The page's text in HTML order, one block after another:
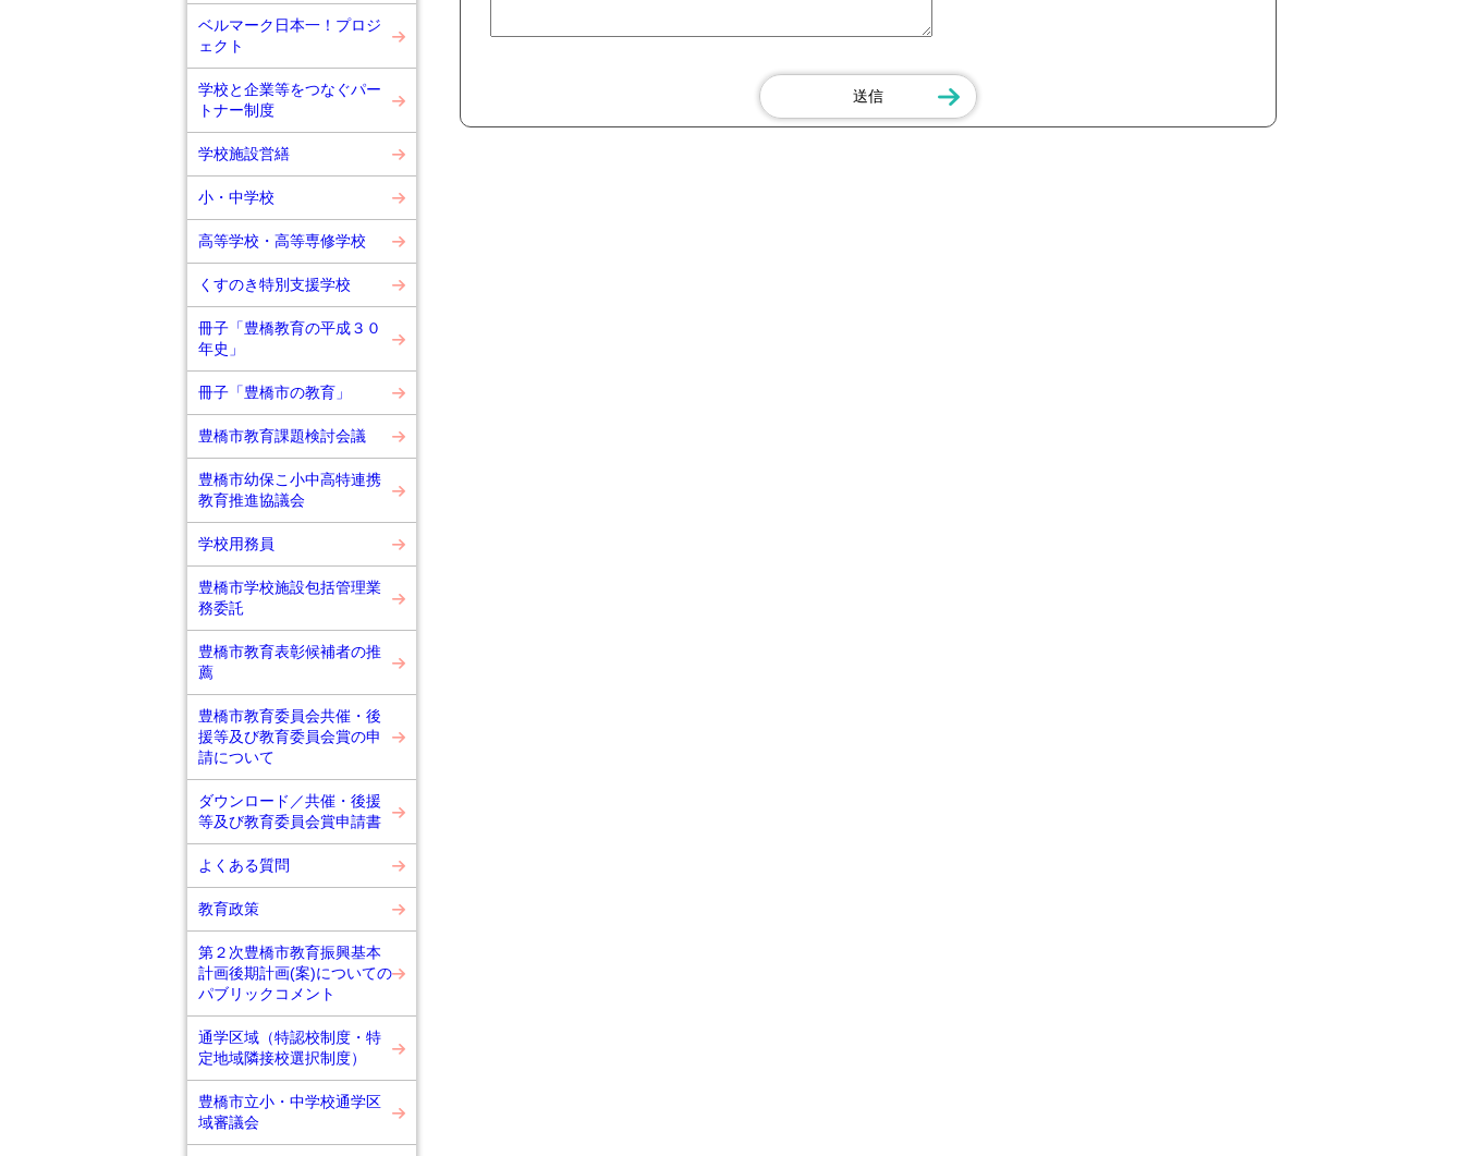
ベルマーク日本一！プロジ
ェクト
学校と企業等をつなぐパー
トナー制度
学校施設営繕
小・中学校
高等学校・高等専修学校
くすのき特別支援学校
冊子「豊橋教育の平成３０
年史」
冊子「豊橋市の教育」
豊橋市教育課題検討会議
豊橋市幼保こ小中高特連携
教育推進協議会
学校用務員
豊橋市学校施設包括管理業
務委託
豊橋市教育表彰候補者の推
薦
豊橋市教育委員会共催・後
援等及び教育委員会賞の申
請について
ダウンロード／共催・後援
等及び教育委員会賞申請書
よくある質問
教育政策
第２次豊橋市教育振興基本
計画後期計画(案)についての
パブリックコメント
通学区域（特認校制度・特
定地域隣接校選択制度）
豊橋市立小・中学校通学区
域審議会